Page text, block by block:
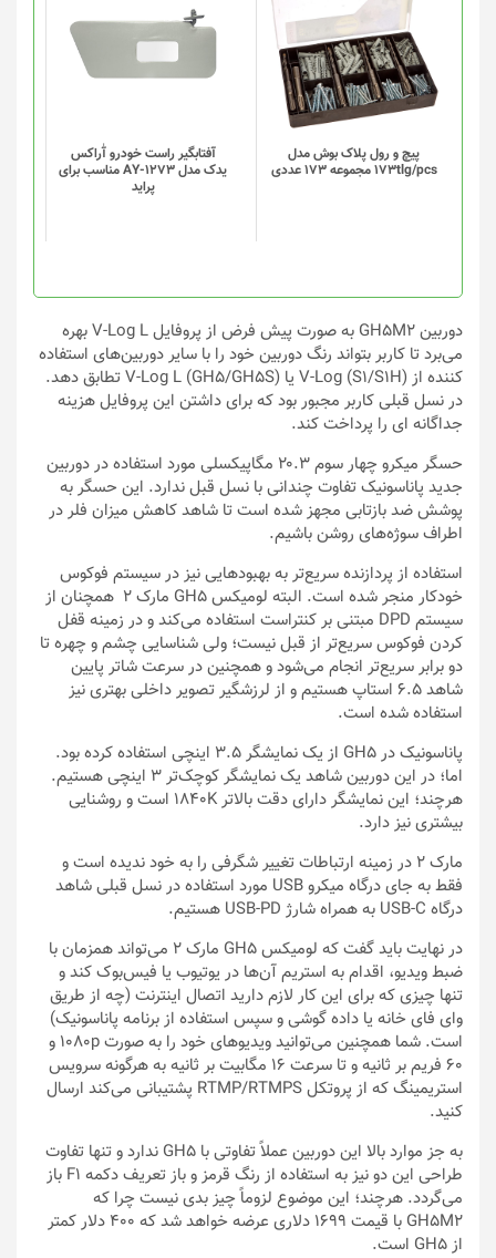
پیچ و رول پلاک بوش مدل
173tlg/pcs مجموعه 173 عددی
محصول
دارای
انواع
مختلفی
می
باشد.
گزینه
ها
محصول
شوند
آفتابگیر راست خودرو آٰراکس
یدک مدل AY-1273 مناسب برای
پراید
دارای
انواع
مختلفی
گزینه
ها
محصول
شوند
دوربین GH5M2 به صورت پیش فرض از پروفایل V-Log L بهره
می‌برد تا کاربر بتواند رنگ دوربین خود را با سایر دوربین‌های استفاده
کننده از V-Log (S1/S1H) یا V-Log L (GH5/GH5S) تطابق دهد.
در نسل قبلی کاربر مجبور بود که برای داشتن این پروفایل هزینه
جداگانه ای را پرداخت کند.
حسگر میکرو چهار سوم ۲۰.۳ مگاپیکسلی مورد استفاده در دوربین
جدید پاناسونیک تفاوت چندانی با نسل قبل ندارد. این حسگر به
پوشش ضد بازتابی مجهز شده است تا شاهد کاهش میزان فلر در
اطراف سوژه‌های روشن باشیم.
استفاده از پردازنده سریع‌تر به بهبودهایی نیز در سیستم فوکوس
خودکار منجر شده است. البته لومیکس GH5 مارک ۲ همچنان از
سیستم DPD مبتنی بر کنتراست استفاده می‌کند و در زمینه قفل
کردن فوکوس سریع‌تر از قبل نیست؛ ولی شناسایی چشم و چهره تا
دو برابر سریع‌تر انجام می‌شود و همچنین در سرعت شاتر پایین
شاهد ۶.۵ استاپ هستیم و از لرزشگیر تصویر داخلی بهتری نیز
استفاده شده است.
پاناسونیک در GH5 از یک نمایشگر ۳.۵ اینچی استفاده کرده بود.
اما؛ در این دوربین شاهد یک نمایشگر کوچک‌تر ۳ اینچی هستیم.
هرچند؛ این نمایشگر دارای دقت بالاتر ۱۸۴۰K است و روشنایی
بیشتری نیز دارد.
مارک ۲ در زمینه ارتباطات تغییر شگرفی را به خود ندیده است و
فقط به جای درگاه میکرو USB مورد استفاده در نسل قبلی شاهد
درگاه USB-C به همراه شارژ USB-PD هستیم.
در نهایت باید گفت که لومیکس GH5 مارک ۲ می‌تواند همزمان با
ضبط ویدیو، اقدام به استریم آن‌ها در یوتیوب یا فیس‌بوک کند و
تنها چیزی که برای این کار لازم دارید اتصال اینترنت (چه از طریق
وای فای خانه یا داده گوشی و سپس استفاده از برنامه پاناسونیک)
است. شما همچنین می‌توانید ویدیوهای خود را به صورت ۱۰۸۰p و
۶۰ فریم بر ثانیه و تا سرعت ۱۶ مگابیت بر ثانیه به هرگونه سرویس
استریمینگ که از پروتکل RTMP/RTMPS پشتیبانی می‌کند ارسال
کنید.
به جز موارد بالا این دوربین عملاً تفاوتی با GH5 ندارد و تنها تفاوت
طراحی این دو نیز به استفاده از رنگ قرمز و باز تعریف دکمه F1 باز
می‌گردد. هرچند؛ این موضوع لزوماً چیز بدی نیست چرا که
GH5M2 با قیمت ۱۶۹۹ دلاری عرضه خواهد شد که ۴۰۰ دلار کمتر
از GH5 است.